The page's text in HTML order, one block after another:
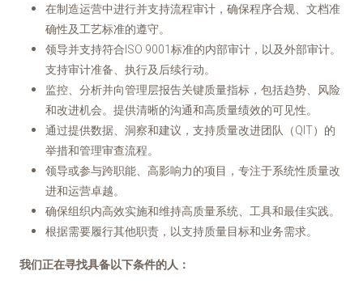
在制造运营中进行并支持流程审计，确保程序合规、文档准
确性及工艺标准的遵守。
领导并支持符合ISO 9001标准的内部审计，以及外部审计。
支持审计准备、执行及后续行动。
监控、分析并向管理层报告关键质量指标，包括趋势、风险
和改进机会。提供清晰的沟通和高质量绩效的可见性。
通过提供数据、洞察和建议，支持质量改进团队（QIT）的
举措和管理审查流程。
领导或参与跨职能、高影响力的项目，专注于系统性质量改
进和运营卓越。
确保组织内高效实施和维持高质量系统、工具和最佳实践。
根据需要履行其他职责，以支持质量目标和业务需求。
我们正在寻找具备以下条件的人：